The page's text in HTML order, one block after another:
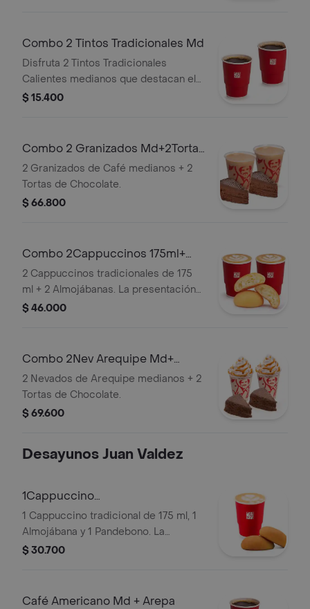
Combo 2 Tintos Tradicionales Md
Disfruta 2 Tintos Tradicionales
Calientes medianos que destacan el
sabor y aroma del café Juan Valdez.
$ 15.400
Combo 2 Granizados Md+2Tortas
Chocolate
2 Granizados de Café medianos + 2
Tortas de Chocolate.
$ 66.800
Combo 2Cappuccinos 175ml+
2Almojabanas
2 Cappuccinos tradicionales de 175
ml + 2 Almojábanas. La presentación
del Cappuccino puede variar
transporte para pedidos a domicilio.
$ 46.000
Combo 2Nev Arequipe Md+
2TortasChocolate
2 Nevados de Arequipe medianos + 2
Tortas de Chocolate.
$ 69.600
Desayunos Juan Valdez
1Cappuccino
175ml+1Almojabana+1Pandebono
1 Cappuccino tradicional de 175 ml, 1
Almojábana y 1 Pandebono. La
presentación del Cappuccino puede
durante el transporte para pedidos a
$ 30.700
Café Americano Md + Arepa